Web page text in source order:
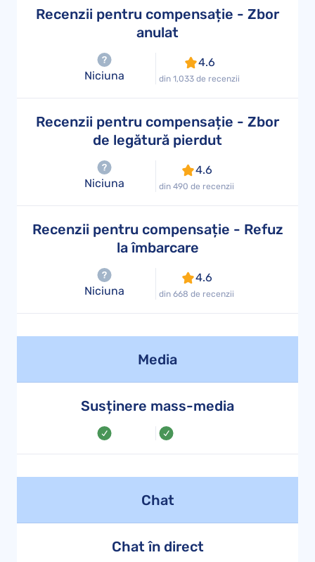
Recenzii pentru compensație - Zbor
anulat
Niciuna
4.6
din 1,033 de recenzii
Recenzii pentru compensație - Zbor
de legătură pierdut
Niciuna
4.6
din 490 de recenzii
Recenzii pentru compensație - Refuz
la îmbarcare
Niciuna
4.6
din 668 de recenzii
Media
Susținere mass-media
Chat
Chat în direct